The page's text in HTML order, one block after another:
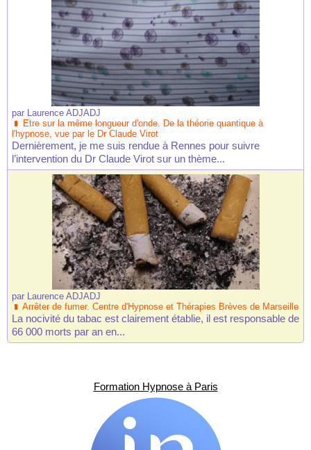
par Laurence ADJADJ
Etre sur la même longueur d'onde. De la théorie quantique à
l'hypnose, vue par le Dr Claude Virot
Dernièrement, je me suis rendue à Rennes pour suivre
l’intervention du Dr Claude Virot sur un thème...
par Laurence ADJADJ
Arrêter de fumer. Centre d'Hypnose et Thérapies Brèves de Marseille
La nocivité du tabac est clairement établie, il est responsable de
66 000 morts par an en...
Formation Hypnose à Paris